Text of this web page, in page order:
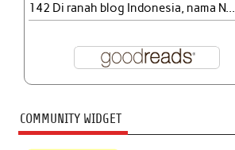
142 Di ranah blog Indonesia, nama N...
COMMUNITY WIDGET